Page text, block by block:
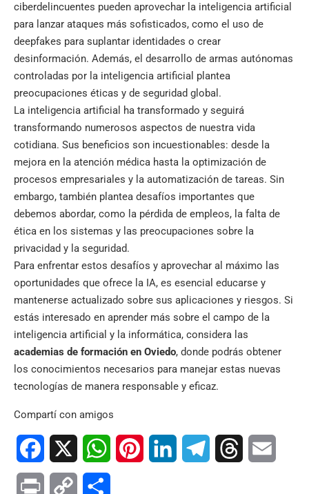
ciberdelincuentes pueden aprovechar la inteligencia artificial
para lanzar ataques más sofisticados, como el uso de
deepfakes para suplantar identidades o crear
desinformación. Además, el desarrollo de armas autónomas
controladas por la inteligencia artificial plantea
preocupaciones éticas y de seguridad global.
La inteligencia artificial ha transformado y seguirá
transformando numerosos aspectos de nuestra vida
cotidiana. Sus beneficios son incuestionables: desde la
mejora en la atención médica hasta la optimización de
procesos empresariales y la automatización de tareas. Sin
embargo, también plantea desafíos importantes que
debemos abordar, como la pérdida de empleos, la falta de
ética en los sistemas y las preocupaciones sobre la
privacidad y la seguridad.
Para enfrentar estos desafíos y aprovechar al máximo las
oportunidades que ofrece la IA, es esencial educarse y
mantenerse actualizado sobre sus aplicaciones y riesgos. Si
estás interesado en aprender más sobre el campo de la
inteligencia artificial y la informática, considera las
academias de formación en Oviedo, donde podrás obtener
los conocimientos necesarios para manejar estas nuevas
tecnologías de manera responsable y eficaz.
Compartí con amigos
Facebook WhatsAppPinterest LinkedIn TelegramThreads
Print Copy